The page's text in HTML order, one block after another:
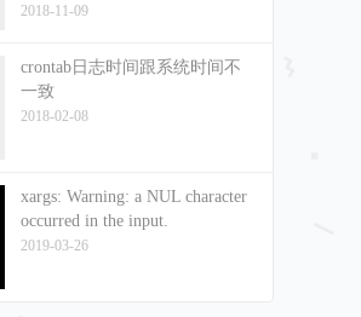
2018-11-09
crontab日志时间跟系统时间不
一致
2018-02-08
xargs: Warning: a NUL character
occurred in the input.
2019-03-26